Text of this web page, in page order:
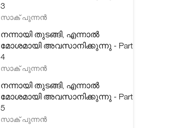
3
സാക് പുന്നൻ
നന്നായി തുടങ്ങി, എന്നാൽ
മോശമായി അവസാനിക്കുന്നു - Part
4
സാക് പുന്നൻ
നന്നായി തുടങ്ങി, എന്നാൽ
മോശമായി അവസാനിക്കുന്നു - Part
5
സാക് പുന്നൻ